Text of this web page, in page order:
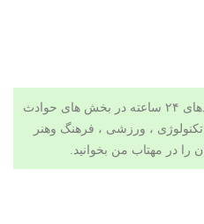
جدیدترین اخبار و مهم ترین رویدادهای ۲۴ ساعته در بخش های حوادث
تکنولوژی ، ورزشی ، فرهنگ وهنر
را در مهتاب من بخوانید.